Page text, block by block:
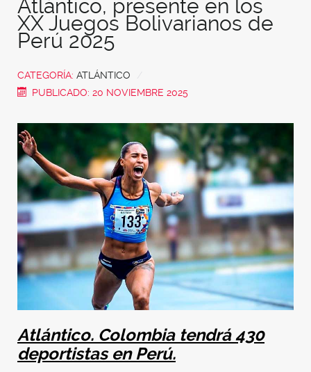
Atlántico, presente en los
XX Juegos Bolivarianos de
Perú 2025
CATEGORÍA: ATLÁNTICO
PUBLICADO: 20 NOVIEMBRE 2025
Atlántico. Colombia tendrá 430
deportistas en Perú.